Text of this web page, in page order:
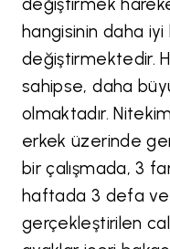
değiştirmek
hangisinin daha iyi
değiştirmektedir.
sahipse, daha
olmaktadır.
erkek üzerinde
bir çalışmada, 3
haftada 3 defa
gerçekleştirilen